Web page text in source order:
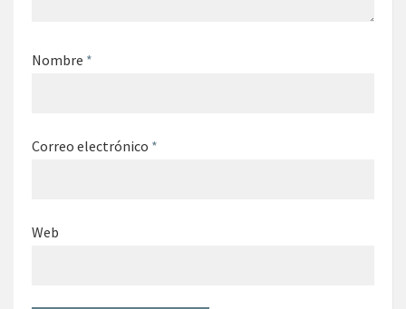
Nombre *
Correo electrónico *
Web